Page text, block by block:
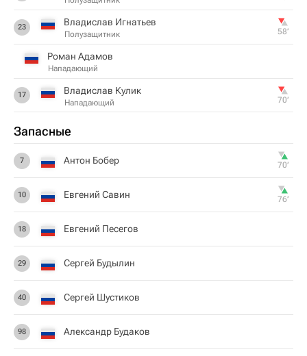
23 Владислав Игнатьев
Полузащитник 58‎’‎
Роман Адамов
Нападающий
17 Владислав Кулик
Нападающий 70‎’‎
Запасные
7 Антон Бобер 70‎’‎
10 Евгений Савин 76‎’‎
18 Евгений Песегов
29 Сергей Будылин
40 Сергей Шустиков
98 Александр Будаков